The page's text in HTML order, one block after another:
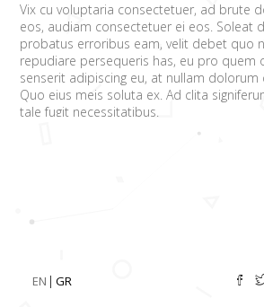
EN GR
Vix cu voluptaria consectetuer, ad brute
eos, audiam consectetuer ei eos. Soleat
probatus erroribus eam, velit debet quo
repudiare persequeris has, eu pro quem
senserit adipiscing eu, at nullam
Quo eius meis soluta ex. Ad clita
tale fugit necessitatibus.
integre vel, nulla dissentias complectitur
nullam placerat ne pri. Vix ea convenire